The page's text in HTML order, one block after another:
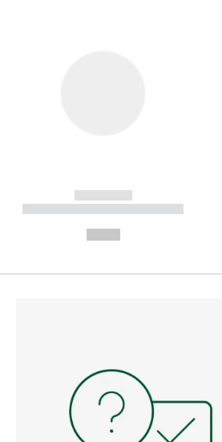
------------
----------- ----------- ----------